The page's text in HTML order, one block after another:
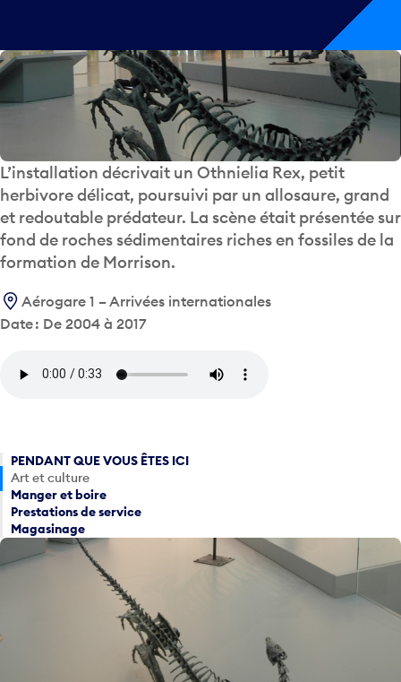
L’installation décrivait un Othnielia Rex, petit
herbivore délicat, poursuivi par un allosaure, grand
et redoutable prédateur. La scène était présentée sur
fond de roches sédimentaires riches en fossiles de la
formation de Morrison.
Aérogare 1 – Arrivées internationales
Date : De 2004 à 2017
PENDANT QUE VOUS ÊTES ICI
Art et culture
Manger et boire
Prestations de service
Magasinage